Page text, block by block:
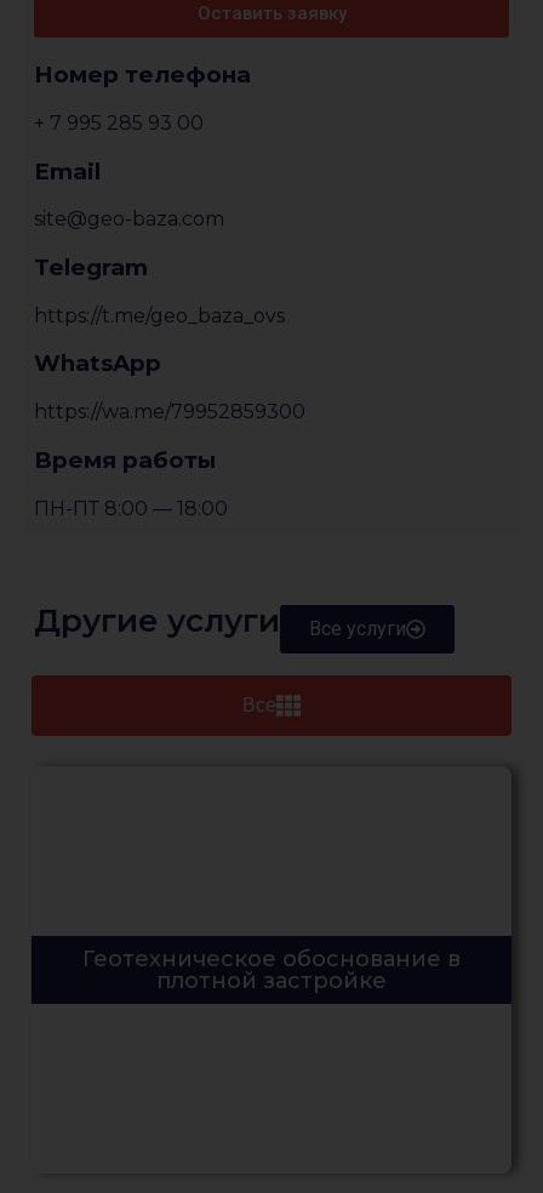
Номер телефона
+ 7 995 285 93 00
Email
site@geo-baza.com
Telegram
https://t.me/geo_baza_ovs
WhatsApp
https://wa.me/79952859300
Время работы
ПН-ПТ 8:00 — 18:00
Оставить заявку
Другие услуги Все услуги
Все
Геотехническое обоснование в
плотной застройке